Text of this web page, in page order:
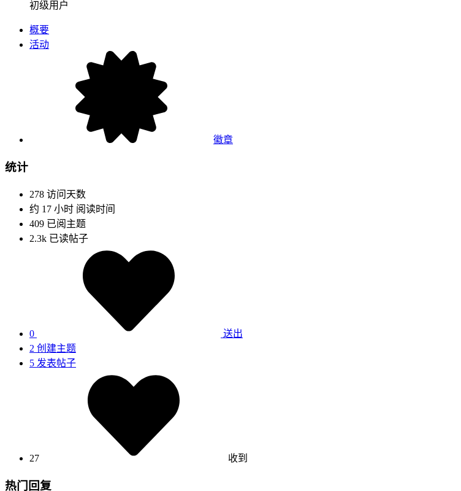
初级用户
概要
活动
徽章
统计
278 访问天数
约 17 小时 阅读时间
409 已阅主题
2.3k 已读帖子
0
送出
2 创建主题
5 发表帖子
27 收到
热门回复